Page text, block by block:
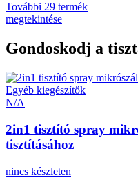
További 29 termék
megtekintése
Gondoskodj a
Egyéb kiegészítők
N/A
2in1 tisztító spray
tisztításához
nincs készleten